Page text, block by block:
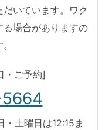
いています。ワク
場合がありますの
・ご予約]
土曜日は12:15ま